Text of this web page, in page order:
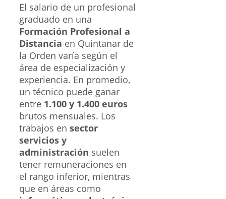
El salario de un profesional
graduado en una
Formación Profesional a
Distancia en Quintanar de
la Orden varía según el
área de especialización y
experiencia. En promedio,
un técnico puede ganar
entre 1.100 y 1.400 euros
brutos mensuales. Los
trabajos en sector
servicios y
administración suelen
tener remuneraciones en
el rango inferior, mientras
que en áreas como